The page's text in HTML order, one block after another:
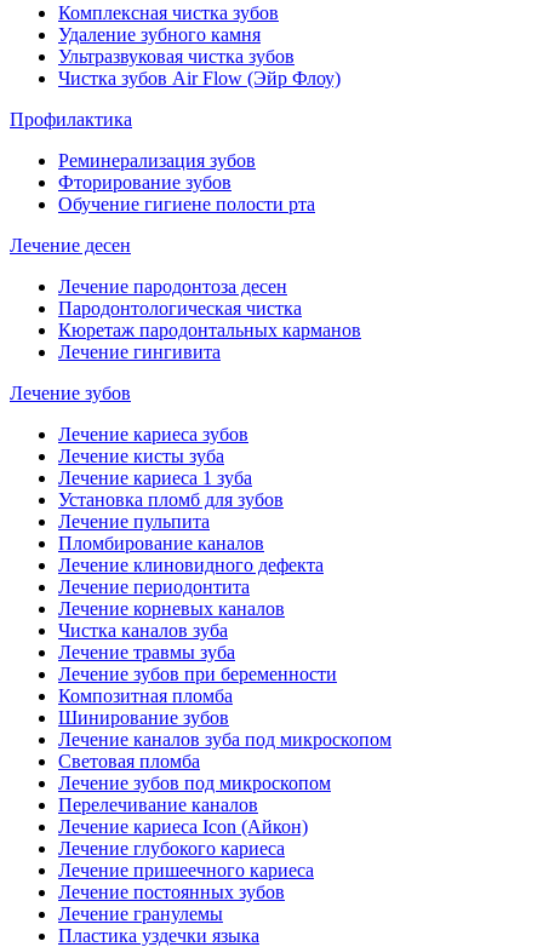
Комплексная чистка зубов
Удаление зубного камня
Ультразвуковая чистка зубов
Чистка зубов Air Flow (Эйр Флоу)
Профилактика
Реминерализация зубов
Фторирование зубов
Обучение гигиене полости рта
Лечение десен
Лечение пародонтоза десен
Пародонтологическая чистка
Кюретаж пародонтальных карманов
Лечение гингивита
Лечение зубов
Лечение кариеса зубов
Лечение кисты зуба
Лечение кариеса 1 зуба
Установка пломб для зубов
Лечение пульпита
Пломбирование каналов
Лечение клиновидного дефекта
Лечение периодонтита
Лечение корневых каналов
Чистка каналов зуба
Лечение травмы зуба
Лечение зубов при беременности
Композитная пломба
Шинирование зубов
Лечение каналов зуба под микроскопом
Световая пломба
Лечение зубов под микроскопом
Перелечивание каналов
Лечение кариеса Icon (Айкон)
Лечение глубокого кариеса
Лечение пришеечного кариеса
Лечение постоянных зубов
Лечение гранулемы
Пластика уздечки языка